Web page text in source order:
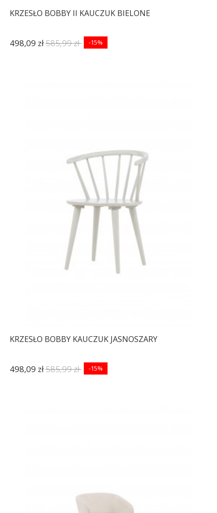
KRZESŁO BOBBY II KAUCZUK BIELONE
498,09 zł585,99 zł -15%
KRZESŁO BOBBY KAUCZUK JASNOSZARY
498,09 zł585,99 zł -15%